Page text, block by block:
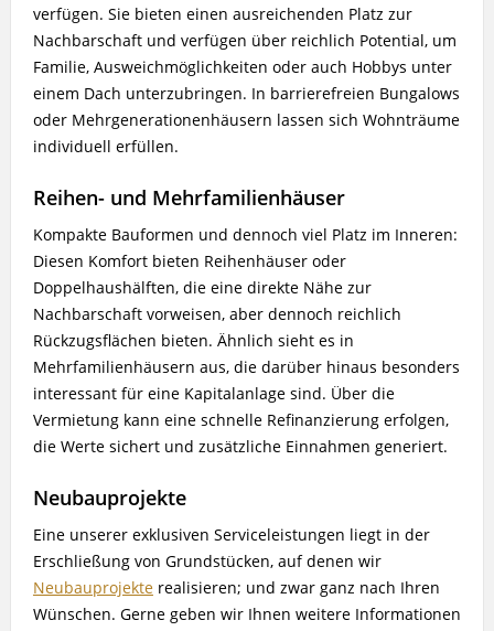
verfügen. Sie bieten einen ausreichenden Platz zur
Nachbarschaft und verfügen über reichlich Potential, um
Familie, Ausweichmöglichkeiten oder auch Hobbys unter
einem Dach unterzubringen. In barrierefreien Bungalows
oder Mehrgenerationenhäusern lassen sich Wohnträume
individuell erfüllen.
Reihen- und Mehrfamilienhäuser
Kompakte Bauformen und dennoch viel Platz im Inneren:
Diesen Komfort bieten Reihenhäuser oder
Doppelhaushälften, die eine direkte Nähe zur
Nachbarschaft vorweisen, aber dennoch reichlich
Rückzugsflächen bieten. Ähnlich sieht es in
Mehrfamilienhäusern aus, die darüber hinaus besonders
interessant für eine Kapitalanlage sind. Über die
Vermietung kann eine schnelle Refinanzierung erfolgen,
die Werte sichert und zusätzliche Einnahmen generiert.
Neubauprojekte
Eine unserer exklusiven Serviceleistungen liegt in der
Erschließung von Grundstücken, auf denen wir
Neubauprojekterealisieren; und zwar ganz nach Ihren
Wünschen. Gerne geben wir Ihnen weitere Informationen